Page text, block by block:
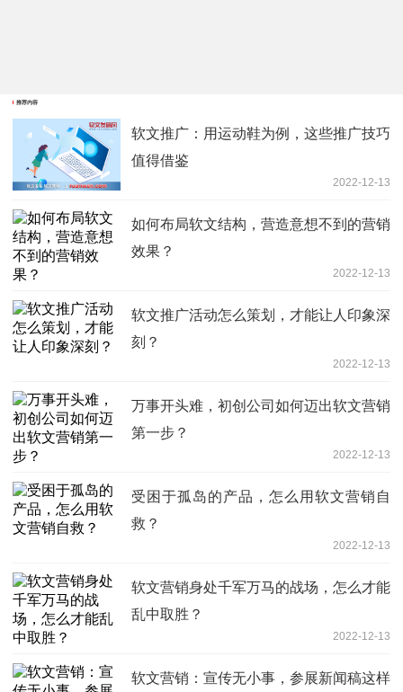
推荐内容
软文推广：用运动鞋为例，这些推广技巧
值得借鉴
2022-12-13
如何布局软文结构，营造意想不到的营销
效果？
2022-12-13
软文推广活动怎么策划，才能让人印象深
刻？
2022-12-13
万事开头难，初创公司如何迈出软文营销
第一步？
2022-12-13
受困于孤岛的产品，怎么用软文营销自
救？
2022-12-13
软文营销身处千军万马的战场，怎么才能
乱中取胜？
2022-12-13
软文营销：宣传无小事，参展新闻稿这样